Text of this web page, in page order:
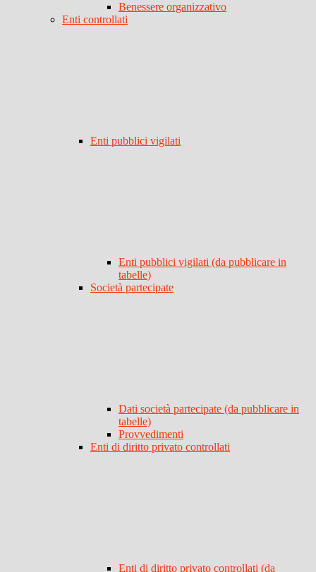
Benessere organizzativo
Enti controllati
Enti pubblici vigilati
Enti pubblici vigilati (da pubblicare in
tabelle)
Società partecipate
Dati società partecipate (da pubblicare in
tabelle)
Provvedimenti
Enti di diritto privato controllati
Enti di diritto privato controllati (da